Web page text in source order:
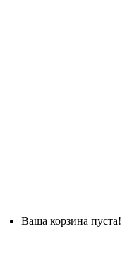
Ваша корзина пуста!